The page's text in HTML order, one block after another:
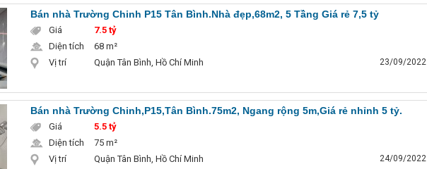
Bán nhà Trường Chinh P15 Tân Bình.Nhà đẹp,68m2, 5 Tầng Giá rẻ 7,5 tỷ
Giá
7.5 tỷ
Diện tích
68 m²
Vị trí
Quận Tân Bình, Hồ Chí Minh 23/09/2022
Bán nhà Trường Chinh,P15,Tân Bình.75m2, Ngang rộng 5m,Giá rẻ nhỉnh 5 tỷ.
Giá
5.5 tỷ
Diện tích
75 m²
Vị trí
Quận Tân Bình, Hồ Chí Minh 24/09/2022